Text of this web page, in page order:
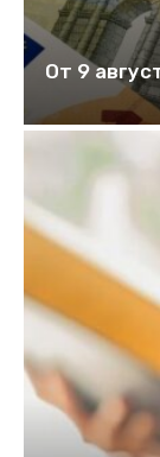
От 9